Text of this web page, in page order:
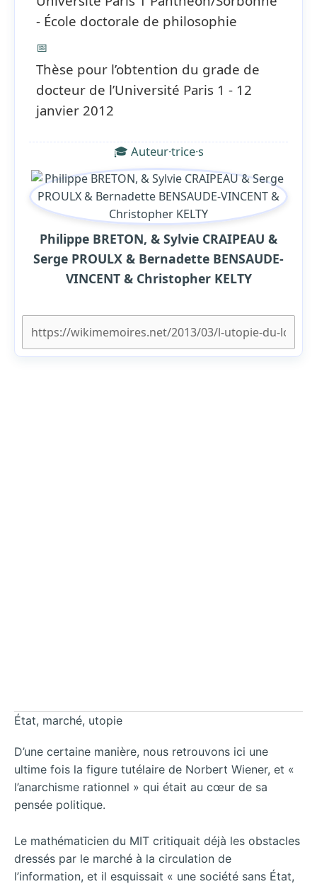
- École doctorale de philosophie
📅
Thèse pour l’obtention du grade de
docteur de l’Université Paris 1 - 12
janvier 2012
🎓 Auteur·trice·s
Philippe BRETON, & Sylvie CRAIPEAU &
Serge PROULX & Bernadette BENSAUDE-
VINCENT & Christopher KELTY
État, marché, utopie
D’une certaine manière, nous retrouvons ici une
ultime fois la figure tutélaire de Norbert Wiener, et «
l’anarchisme rationnel » qui était au cœur de sa
pensée politique.
Le mathématicien du MIT critiquait déjà les obstacles
dressés par le marché à la circulation de
l’information, et il esquissait « une société sans État,